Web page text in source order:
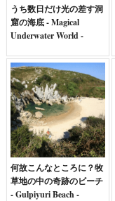
うち数日だけ光の差す洞
窟の海底 - Magical
Underwater World -
何故こんなところに？牧
草地の中の奇跡のビーチ
- Gulpiyuri Beach -